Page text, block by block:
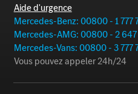
Aide d'urgence
Mercedes-Benz: 00800 - 1 777
Mercedes-AMG: 00800 - 2 647
Mercedes-Vans: 00800 - 3 777
Vous pouvez appeler 24h/24